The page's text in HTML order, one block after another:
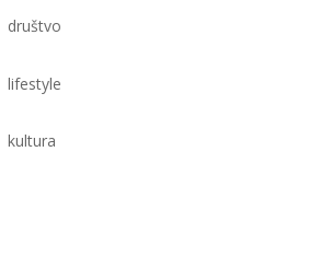
društvo
lifestyle
kultura